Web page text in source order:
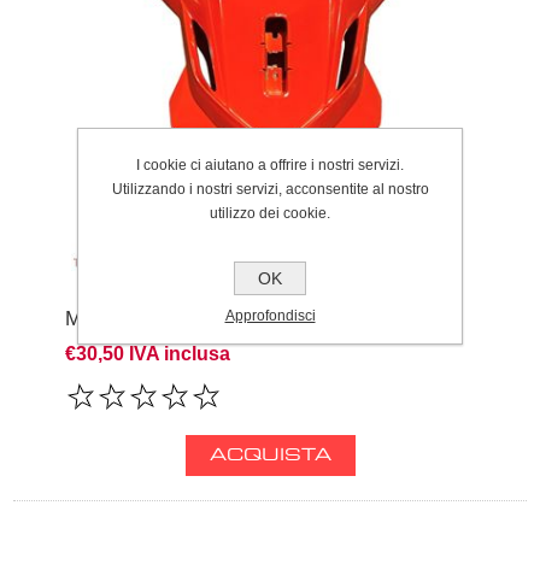
MASCHERINA FARO TRS (ROSSA)
€30,50 IVA inclusa
I cookie ci aiutano a offrire i nostri servizi.
Utilizzando i nostri servizi, acconsentite al nostro
utilizzo dei cookie.
OK
Approfondisci